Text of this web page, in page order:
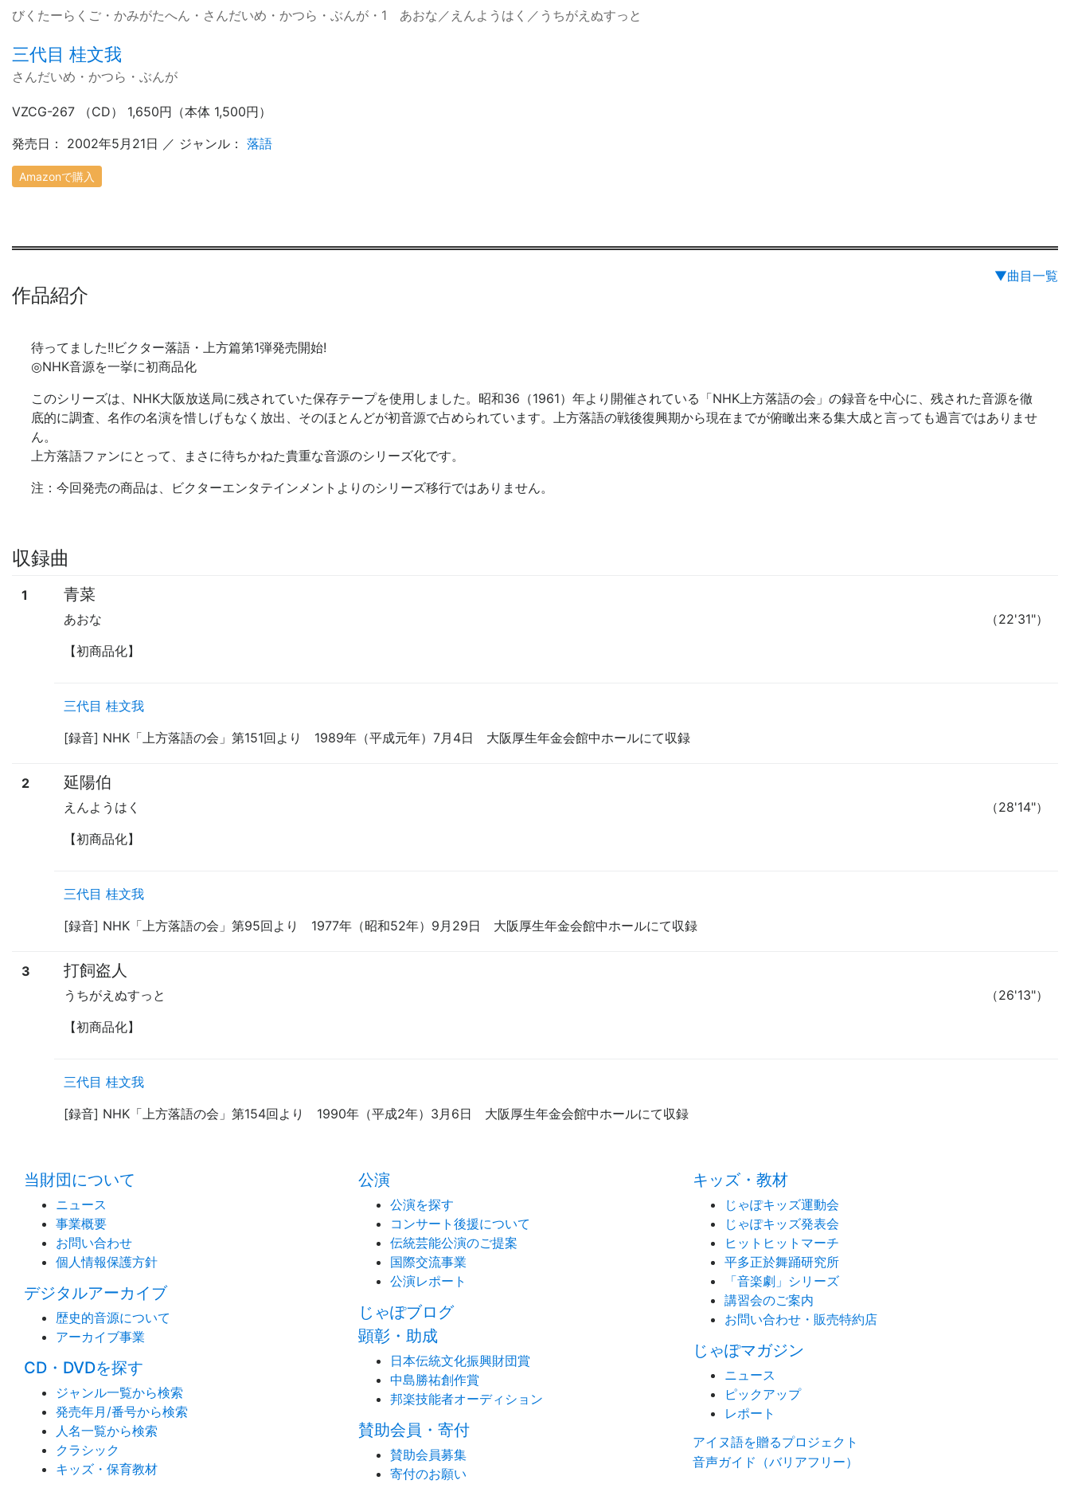
びくたーらくご・かみがたへん・さんだいめ・かつら・ぶんが・1 あおな／えんようはく／うちがえぬすっと
三代目 桂文我
さんだいめ・かつら・ぶんが
VZCG-267 （CD） 1,650円（本体 1,500円）
発売日： 2002年5月21日 ／ ジャンル： 落語
Amazonで購入
▼曲目一覧
作品紹介
待ってました!!ビクター落語・上方篇第1弾発売開始!
◎NHK音源を一挙に初商品化
このシリーズは、NHK大阪放送局に残されていた保存テープを使用しました。昭和36（1961）年より開催されている「NHK上方落語の会」の録音を中心に、残された音源を徹
底的に調査、名作の名演を惜しげもなく放出、そのほとんどが初音源で占められています。上方落語の戦後復興期から現在までが俯瞰出来る集大成と言っても過言ではありませ
ん。
上方落語ファンにとって、まさに待ちかねた貴重な音源のシリーズ化です。
注：今回発売の商品は、ビクターエンタテインメントよりのシリーズ移行ではありません。
収録曲
1 青菜
（22'31"）
あおな
【初商品化】
三代目 桂文我
[録音] NHK「上方落語の会」第151回より 1989年（平成元年）7月4日 大阪厚生年金会館中ホールにて収録
2 延陽伯
（28'14"）
えんようはく
【初商品化】
三代目 桂文我
[録音] NHK「上方落語の会」第95回より 1977年（昭和52年）9月29日 大阪厚生年金会館中ホールにて収録
3 打飼盗人
（26'13"）
うちがえぬすっと
【初商品化】
三代目 桂文我
[録音] NHK「上方落語の会」第154回より 1990年（平成2年）3月6日 大阪厚生年金会館中ホールにて収録
当財団について
ニュース
事業概要
お問い合わせ
個人情報保護方針
デジタルアーカイブ
歴史的音源について
アーカイブ事業
CD・DVDを探す
ジャンル一覧から検索
発売年月/番号から検索
人名一覧から検索
クラシック
キッズ・保育教材
公演
公演を探す
コンサート後援について
伝統芸能公演のご提案
国際交流事業
公演レポート
じゃぽブログ
顕彰・助成
日本伝統文化振興財団賞
中島勝祐創作賞
邦楽技能者オーディション
賛助会員・寄付
賛助会員募集
寄付のお願い
キッズ・教材
じゃぽキッズ運動会
じゃぽキッズ発表会
ヒットヒットマーチ
平多正於舞踊研究所
「音楽劇」シリーズ
講習会のご案内
お問い合わせ・販売特約店
じゃぽマガジン
ニュース
ピックアップ
レポート
アイヌ語を贈るプロジェクト
音声ガイド（バリアフリー）